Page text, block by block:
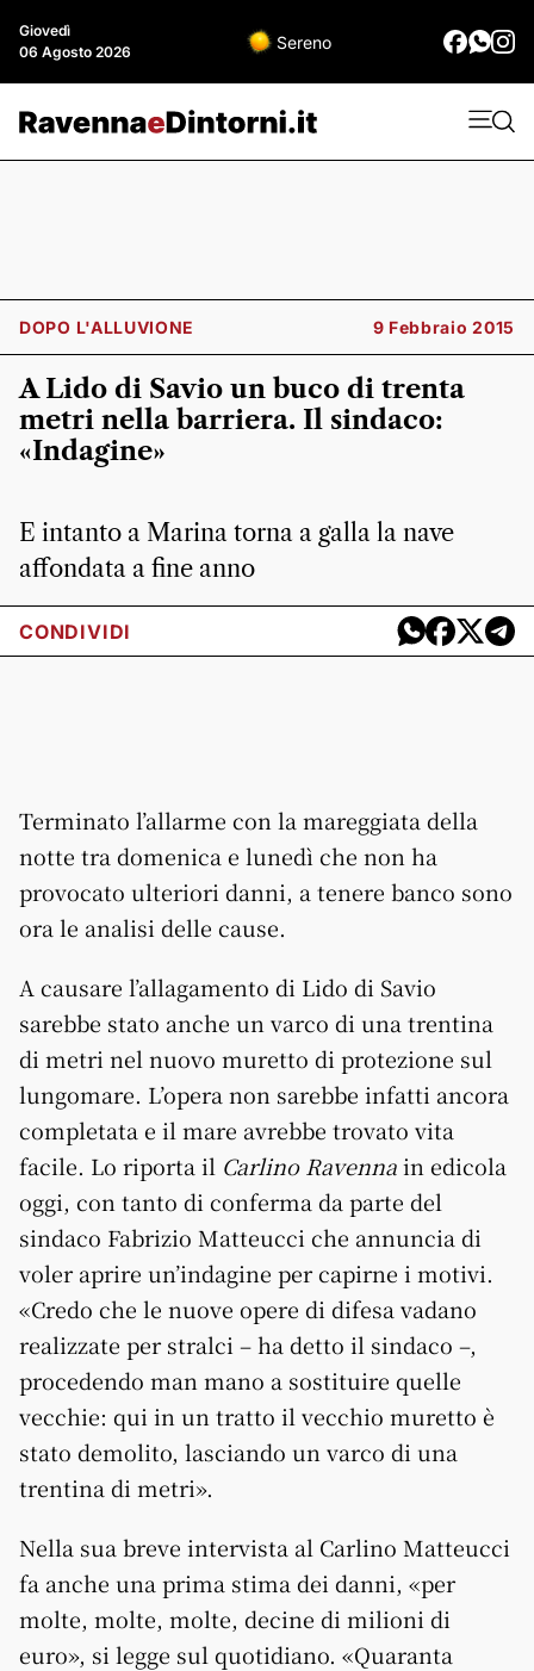
Giovedì
06 Agosto 2026
Sereno
DOPO L'ALLUVIONE 9 Febbraio 2015
A Lido di Savio un buco di trenta
metri nella barriera. Il sindaco:
«Indagine»
E intanto a Marina torna a galla la nave
affondata a fine anno
CONDIVIDI
Terminato l’allarme con la mareggiata della
notte tra domenica e lunedì che non ha
provocato ulteriori danni, a tenere banco sono
ora le analisi delle cause.
A causare l’allagamento di Lido di Savio
sarebbe stato anche un varco di una trentina
di metri nel nuovo muretto di protezione sul
lungomare. L’opera non sarebbe infatti ancora
completata e il mare avrebbe trovato vita
facile. Lo riporta il Carlino Ravennain edicola
oggi, con tanto di conferma da parte del
sindaco Fabrizio Matteucci che annuncia di
voler aprire un’indagine per capirne i motivi.
«Credo che le nuove opere di difesa vadano
realizzate per stralci – ha detto il sindaco –,
procedendo man mano a sostituire quelle
vecchie: qui in un tratto il vecchio muretto è
stato demolito, lasciando un varco di una
trentina di metri».
Nella sua breve intervista al Carlino Matteucci
fa anche una prima stima dei danni, «per
molte, molte, molte, decine di milioni di
euro», si legge sul quotidiano. «Quaranta